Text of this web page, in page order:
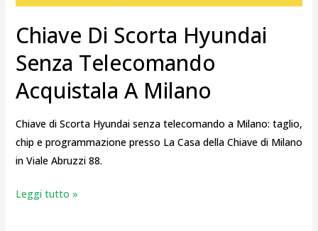
Chiave Di Scorta Hyundai
Senza Telecomando
Acquistala A Milano
Chiave di Scorta Hyundai senza telecomando a Milano: taglio,
chip e programmazione presso La Casa della Chiave di Milano
in Viale Abruzzi 88.
Leggi tutto »